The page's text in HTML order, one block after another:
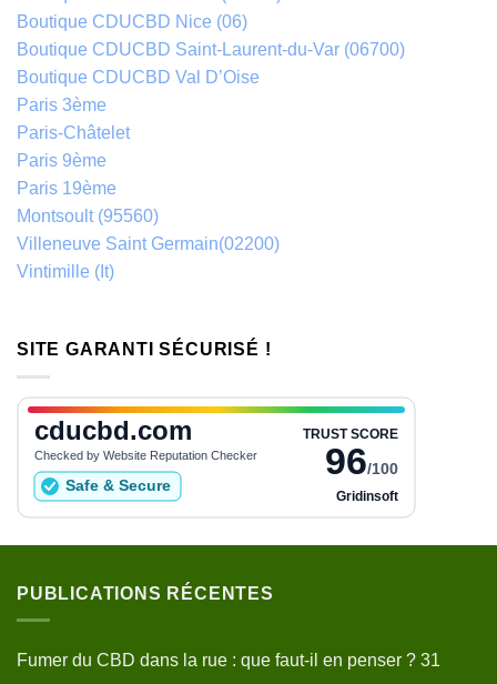
Boutique CDUCBD Nice (06)
Boutique CDUCBD Saint-Laurent-du-Var (06700)
Boutique CDUCBD Val D’Oise
Paris 3ème
Paris-Châtelet
Paris 9ème
Paris 19ème
Montsoult (95560)
Villeneuve Saint Germain(02200)
Vintimille (It)
SITE GARANTI SÉCURISÉ !
PUBLICATIONS RÉCENTES
Fumer du CBD dans la rue : que faut-il en penser ? 31